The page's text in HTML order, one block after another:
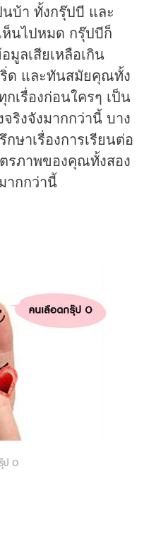
บ้า ทั้งกรุ๊ปบี และ
ห็นไปหมด กรุ๊ปบีก็
มูลเสียเหลือเกิน
ด และทันสมัยคุณทั้ง
เรื่องก่อนใครๆ เป็น
งจังมากกว่านี้ บาง
ษาเรื่องการเรียนต่อ
รภาพของคุณทั้งสอง
ากกว่านี้
ป O